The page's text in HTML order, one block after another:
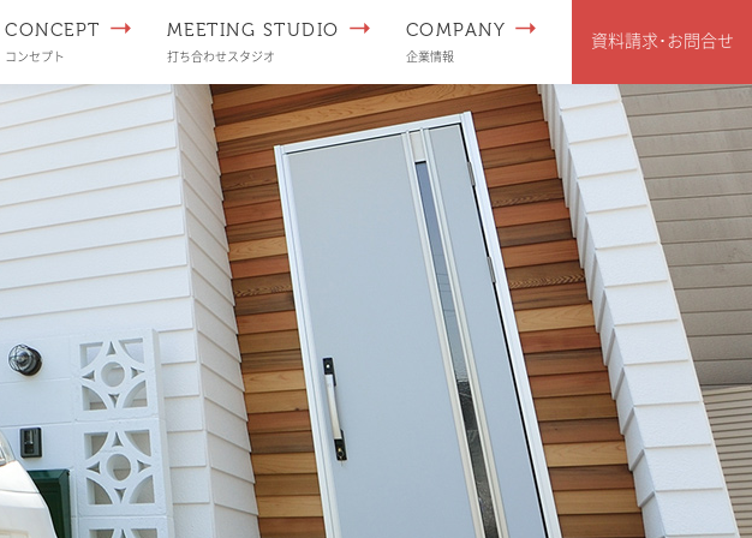
CONCEPT
コンセプト
MEETING STUDIO
打ち合わせスタジオ
COMPANY
企業情報
資料請求･お問合せ